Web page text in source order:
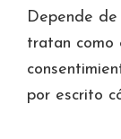
Depende
tratan como
por escrito